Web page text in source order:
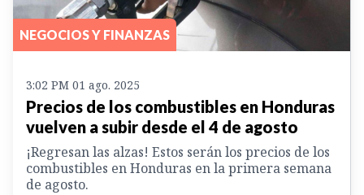
NEGOCIOS Y FINANZAS
3:02 PM 01 ago. 2025
Precios de los combustibles en Honduras
vuelven a subir desde el 4 de agosto
¡Regresan las alzas! Estos serán los precios de los
combustibles en Honduras en la primera semana
de agosto.